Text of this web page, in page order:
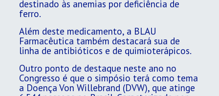
destinado às anemias por deficiência de
ferro.
Além deste medicamento, a BLAU
Farmacêutica também destacará sua de
linha de antibióticos e de quimioterápicos.
Outro ponto de destaque neste ano no
Congresso é que o simpósio terá como tema
a Doença Von Willebrand (DVW), que atinge